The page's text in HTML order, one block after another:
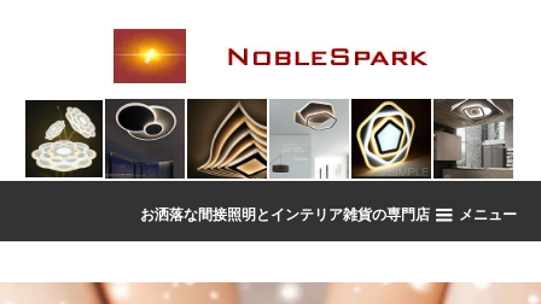
お洒落な間接照明とインテリア雑貨の専門店 メニュー